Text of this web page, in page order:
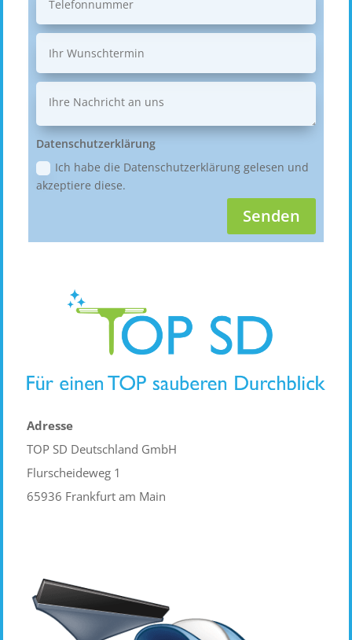
Datenschutzerklärung
Ich habe die Datenschutzerklärung gelesen und
akzeptiere diese.
Senden
Adresse
TOP SD Deutschland GmbH
Flurscheideweg 1
65936 Frankfurt am Main